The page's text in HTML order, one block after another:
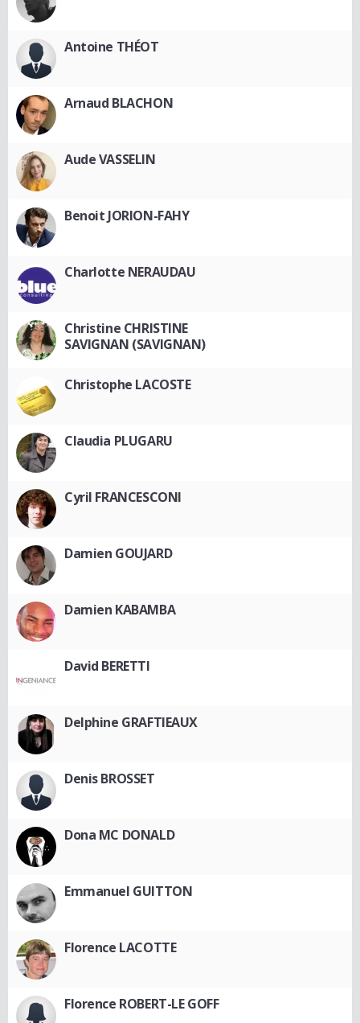
Antoine THÉOT
Arnaud BLACHON
Aude VASSELIN
Benoit JORION-FAHY
Charlotte NERAUDAU
Christine CHRISTINE
SAVIGNAN (SAVIGNAN)
Christophe LACOSTE
Claudia PLUGARU
Cyril FRANCESCONI
Damien GOUJARD
Damien KABAMBA
David BERETTI
Delphine GRAFTIEAUX
Denis BROSSET
Dona MC DONALD
Emmanuel GUITTON
Florence LACOTTE
Florence ROBERT-LE GOFF